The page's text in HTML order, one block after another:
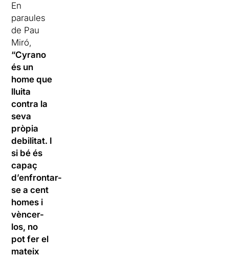
En
paraules
de Pau
Miró,
“Cyrano
és un
home que
lluita
contra la
seva
pròpia
debilitat. I
si bé és
capaç
d’enfrontar-
se a cent
homes i
vèncer-
los, no
pot fer el
mateix